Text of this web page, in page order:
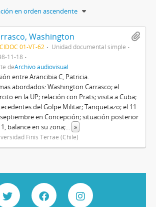
en orden ascendente
Washington
01-VT-62
Unidad documental simple
11-18
deArchivo audiovisual
entre Arancibia C, Patricia.
abordados: Washington Carrasco; el
en la UP; relación con Prats; visita a Cuba;
del Golpe Militar; Tanquetazo; el 11
en Concepción; situación posterior
balance en su zona;... »
Finis Terrae (Chile)